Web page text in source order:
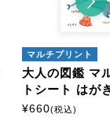
マルチプリント
大人の図鑑 マ
トシート はが
¥660(税込)